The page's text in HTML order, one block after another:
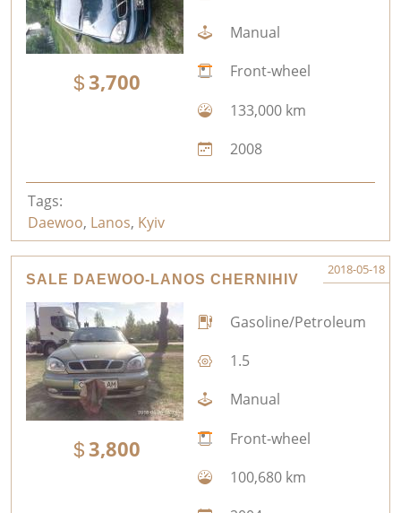
3,700
Manual
Front-wheel
133,000 km
2008
Tags:
Daewoo, Lanos, Kyiv
SALE DAEWOO-LANOS CHERNIHIV
2018-05-18
3,800
Gasoline/Petroleum
1.5
Manual
Front-wheel
100,680 km